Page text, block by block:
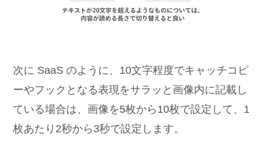
次に SaaS のように、10文字程度でキャッチコピ
ーやフックとなる表現をサラッと画像内に記載し
ている場合は、画像を5枚から10枚で設定して、1
枚あたり2秒から3秒で設定します。